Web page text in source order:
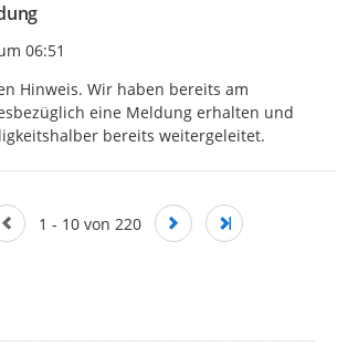
Erstellens
06:51
Hinweis. Wir haben bereits am
eine Meldung erhalten und
bereits weitergeleitet.
1 - 10 von 220